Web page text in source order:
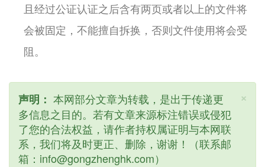
且经过公证认证之后含有两页或者以上的文件将
会被固定，不能擅自拆换，否则文件使用将会受
阻。
×
声明： 本网部分文章为转载，是出于传递更
多信息之目的。若有文章来源标注错误或侵犯
了您的合法权益，请作者持权属证明与本网联
系，我们将及时更正、删除，谢谢！（联系邮
箱：info@gongzhenghk.com）